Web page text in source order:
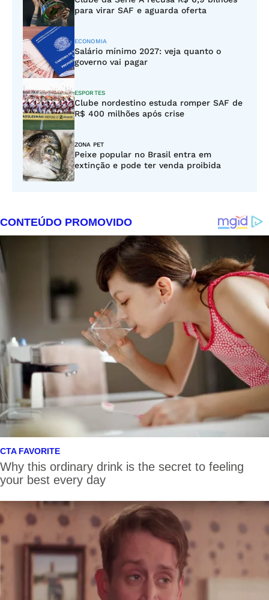
para virar SAF e aguarda oferta
ECONOMIA
Salário mínimo 2027: veja quanto o
governo vai pagar
ESPORTES
Clube nordestino estuda romper SAF de
R$ 400 milhões após crise
ZONA PET
Peixe popular no Brasil entra em
extinção e pode ter venda proibida